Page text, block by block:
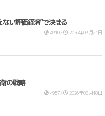
ない評価経済”で決まる
4910 / 2026年03月21日
の戦略
4957 / 2026年03月18日